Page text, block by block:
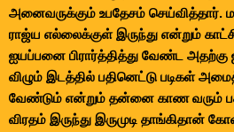
அனைவருக்கும் உபதேசம்
ராஜ்ய எல்லைக்குள் இருந்து என்றும்
ஐயப்பனை பிரார்த்தித்து வேண்ட
விழும் இடத்தில் பதினெட்டு படிகள்
வேண்டும் என்றும் தன்னை காண வரும்
விரதம் இருந்து இருமுடி தாங்கிதான்